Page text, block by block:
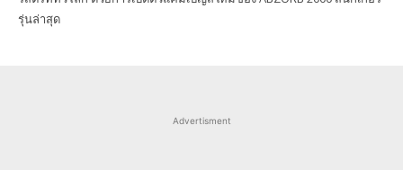
รุ่นล่าสุด
Advertisment